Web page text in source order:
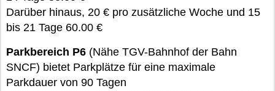
Darüber hinaus, 20 € pro zusätzliche Woche und 15
bis 21 Tage 60.00 €
Parkbereich P6 (Nähe TGV-Bahnhof der Bahn
SNCF) bietet Parkplätze für eine maximale
Parkdauer von 90 Tagen